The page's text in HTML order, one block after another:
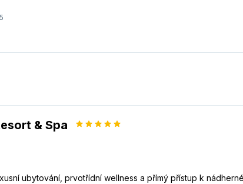
& Spa
ubytování, prvotřídní wellness a přímý přístup k